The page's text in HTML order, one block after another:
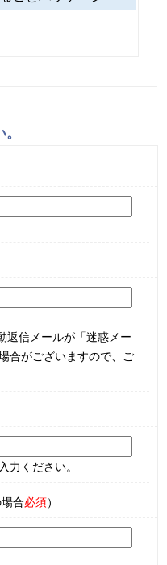
返信メールが「迷惑メー
合がございますので、ご
力ください。
合必須）